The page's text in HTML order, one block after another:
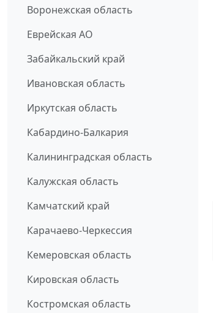
Воронежская область
Еврейская АО
Забайкальский край
Ивановская область
Иркутская область
Кабардино-Балкария
Калининградская область
Калужская область
Камчатский край
Карачаево-Черкессия
Кемеровская область
Кировская область
Костромская область